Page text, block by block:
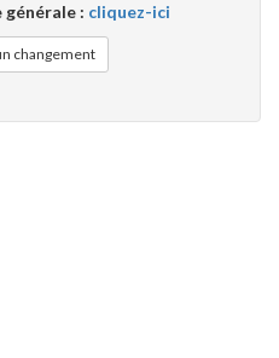
générale : cliquez-ici
changement